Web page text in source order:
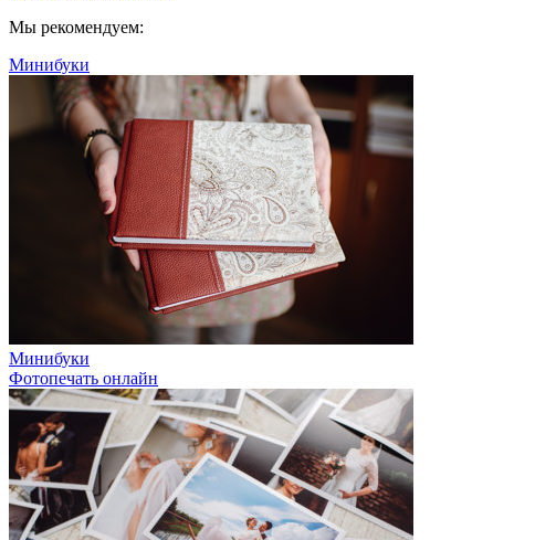
Мы рекомендуем:
Минибуки
Минибуки
Фотопечать онлайн